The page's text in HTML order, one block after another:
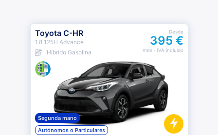
Toyota C-HR
1.8 125H Advance
Híbrido Gasolina
Desde
395 €
mes· IVA incluido
Segunda mano
Autónomos o Particulares